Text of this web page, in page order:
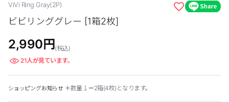
EYEしてる
ショッピングガイド
ViVi Ring Gray(2P)
ビビリンググレー [1箱2枚]
2,990円(税込)
21人が見ています。
ショッピングお知らせ ＊数量１＝2箱(4枚)となります。